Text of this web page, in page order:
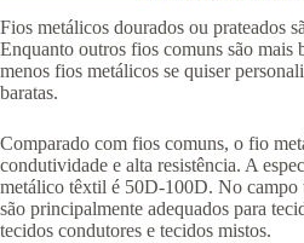
Fios metálicos dourados ou prateados
Enquanto outros fios comuns são mais
menos fios metálicos se quiser
baratas.
Comparado com fios comuns, o fio
condutividade e alta resistência. A
metálico têxtil é 50D-100D. No campo
são principalmente adequados para
tecidos condutores e tecidos mistos.